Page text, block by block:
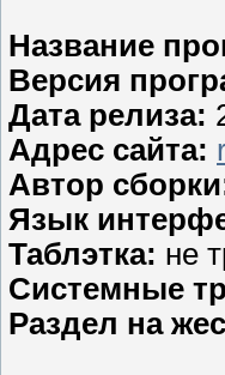
Название
Версия
Дата релиза:
Адрес сайта:
Автор
Язык
Таблэтка: не
Системные
Раздел на